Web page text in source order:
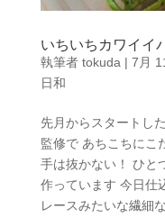
いちいちカワイイ
執筆者 tokuda | 7月
日和
先月からスタートし
監修で あちこちにこ
手は抜かない！ ひと
作っています 今日仕
レースみたいな繊細